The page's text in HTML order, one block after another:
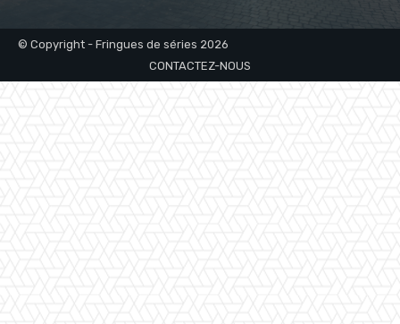
© Copyright - Fringues de séries 2026
CONTACTEZ-NOUS